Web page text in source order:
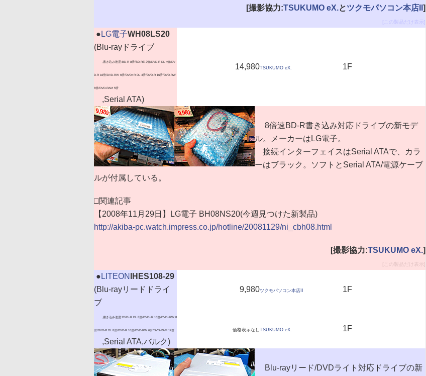
[撮影協力:TSUKUMO eX.とツクモパソコン本店II ]
[この製品だけ表示]
● LG電子WH08LS20
(Blu-rayドライブ
,書き込み速度:BD-R 8倍/BD-RE 2倍/DVD-R DL 4倍/DV
D-R 16倍/DVD-RW 6倍/DVD+R DL 4倍/DVD-R 16倍/DVD-RW
6倍/DVD-RAM 5倍
,Serial ATA)
14,980TSUKUMO eX. 1F
8倍速BD-R書き込み対応ドライブの新モデ
ル。メーカーはLG電子。
接続インターフェイスはSerial ATAで、カラ
ーはブラック。ソフトとSerial ATA/電源ケーブ
ルが付属している。
□関連記事
【2008年11月29日】LG電子 BH08NS20(今週見つけた新製品)
http://akiba-pc.watch.impress.co.jp/hotline/20081129/ni_cbh08.html
[撮影協力:TSUKUMO eX.]
[この製品だけ表示]
● LITEON IHES108-29
(Blu-rayリードドライ
ブ
,書き込み速度:DVD+R DL 8倍/DVD+R 16倍/DVD+RW 8
倍/DVD-R DL 8倍/DVD-R 16倍/DVD-RW 6倍/DVD-RAM 12倍
,Serial ATA,バルク)
9,980ツクモパソコン本店II 1F
価格表示なしTSUKUMO eX. 1F
Blu-rayリード/DVDライト対応ドライブの新